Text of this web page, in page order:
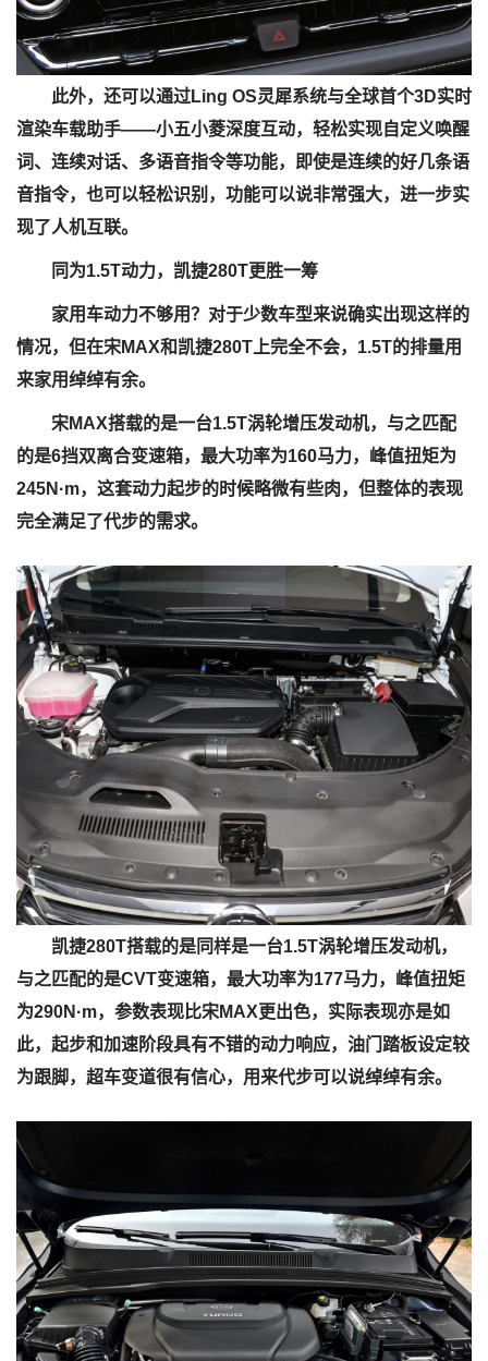
此外，还可以通过Ling OS灵犀系统与全球首个3D实时
渲染车载助手——小五小菱深度互动，轻松实现自定义唤醒
词、连续对话、多语音指令等功能，即使是连续的好几条语
音指令，也可以轻松识别，功能可以说非常强大，进一步实
现了人机互联。
同为1.5T动力，凯捷280T更胜一筹
家用车动力不够用？对于少数车型来说确实出现这样的
情况，但在宋MAX和凯捷280T上完全不会，1.5T的排量用
来家用绰绰有余。
宋MAX搭载的是一台1.5T涡轮增压发动机，与之匹配
的是6挡双离合变速箱，最大功率为160马力，峰值扭矩为
245N·m，这套动力起步的时候略微有些肉，但整体的表现
完全满足了代步的需求。
凯捷280T搭载的是同样是一台1.5T涡轮增压发动机，
与之匹配的是CVT变速箱，最大功率为177马力，峰值扭矩
为290N·m，参数表现比宋MAX更出色，实际表现亦是如
此，起步和加速阶段具有不错的动力响应，油门踏板设定较
为跟脚，超车变道很有信心，用来代步可以说绰绰有余。